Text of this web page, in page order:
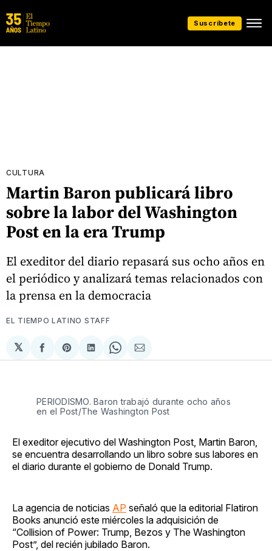
Suscríbete
CULTURA
Martin Baron publicará libro
sobre la labor del Washington
Post en la era Trump
El exeditor del diario repasará sus ocho años en
el periódico y analizará temas relacionados con
la prensa en la democracia
EL TIEMPO LATINO STAFF
𝕏
Compartir
en
Share
on
Compartir
en
Share
on
Compartir
via
PERIODISMO. Baron trabajó durante ocho años
en el Post/The Washington Post
El exeditor ejecutivo del Washington Post, Martin Baron,
se encuentra desarrollando un libro sobre sus labores en
el diario durante el gobierno de Donald Trump.
La agencia de noticias AP señaló que la editorial Flatiron
Books anunció este miércoles la adquisición de
“Collision of Power: Trump, Bezos y The Washington
Post”, del recién jubilado Baron.